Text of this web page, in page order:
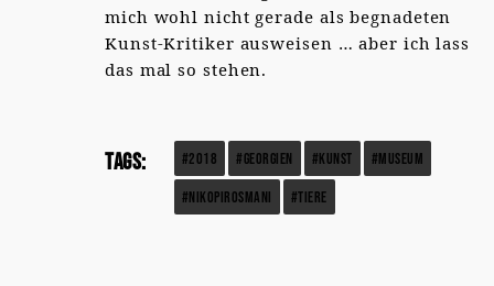
mich wohl nicht gerade als begnadeten
Kunst-Kritiker ausweisen … aber ich lass
das mal so stehen.
Tags: #2018 #georgien #kunst #museum
#NikoPirosmani #tiere